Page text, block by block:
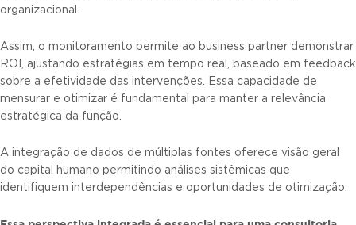
organizacional.
Assim, o monitoramento permite ao business partner demonstrar
ROI, ajustando estratégias em tempo real, baseado em feedback
sobre a efetividade das intervenções. Essa capacidade de
mensurar e otimizar é fundamental para manter a relevância
estratégica da função.
A integração de dados de múltiplas fontes oferece visão geral
do capital humano permitindo análises sistêmicas que
identifiquem interdependências e oportunidades de otimização.